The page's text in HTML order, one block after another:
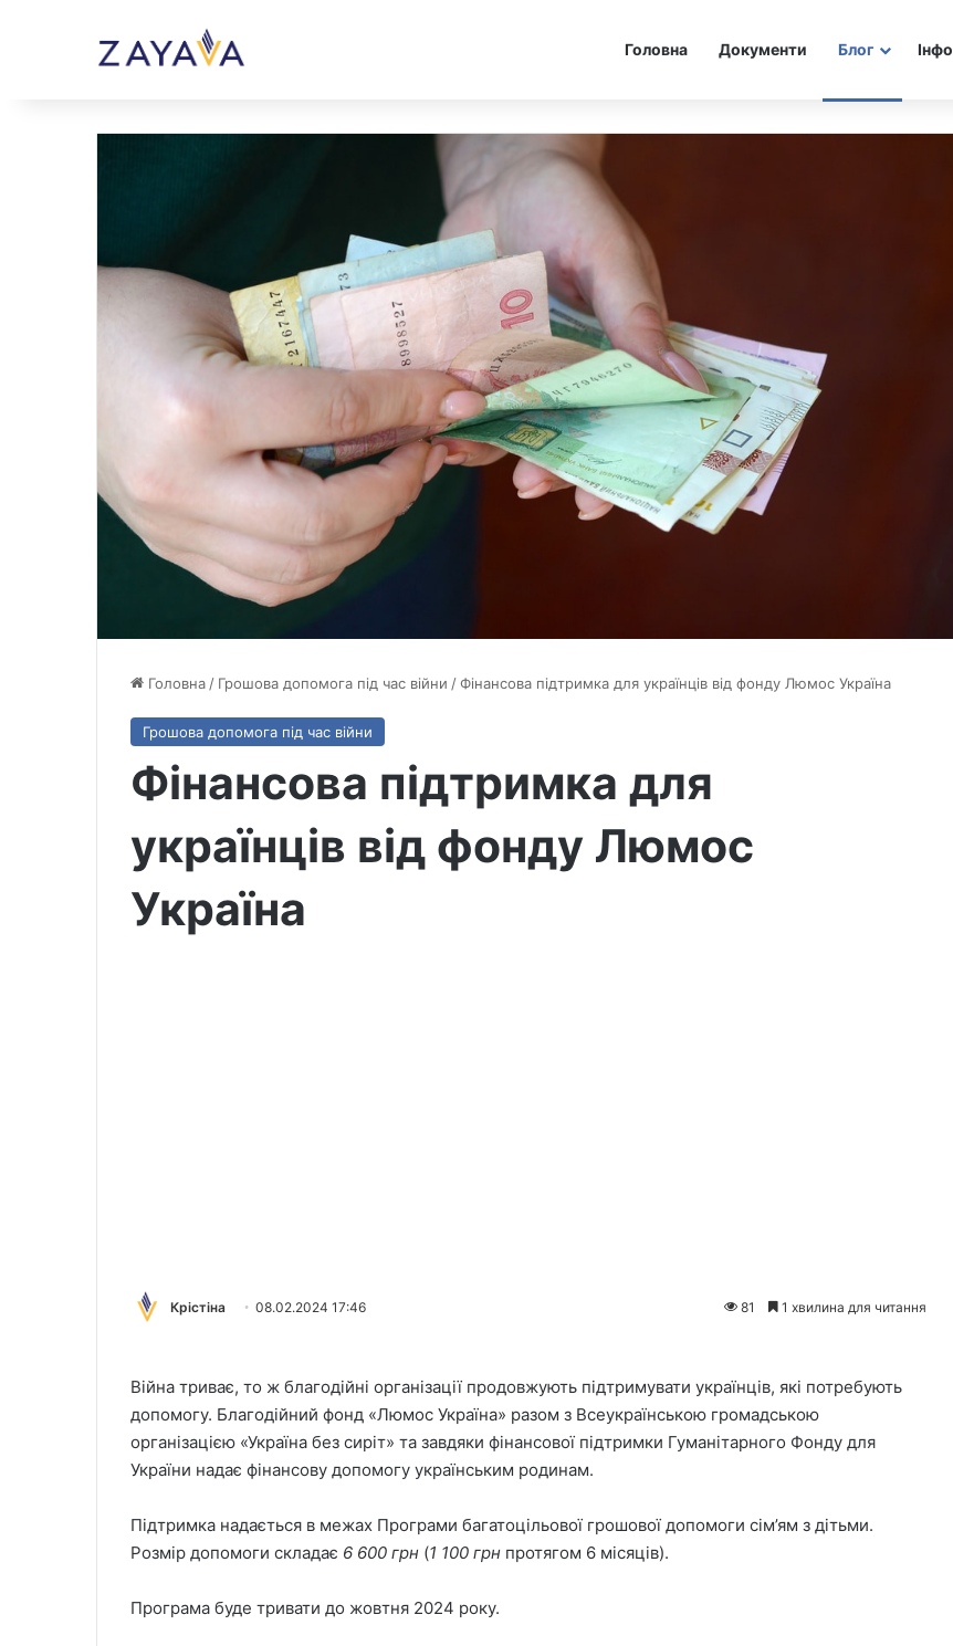
Головна Документи Блог Інфо
Головна/ Грошова допомога під час війни /Фінансова підтримка для українців від фонду Люмос Україна
Грошова допомога під час війни
Фінансова підтримка для
українців від фонду Люмос
Україна
Крістіна 08.02.2024 17:46 81 1 хвилина для читання
Війна триває, то ж благодійні організації продовжують підтримувати українців, які потребують
допомогу. Благодійний фонд «Люмос Україна» разом з Всеукраїнською громадською
організацією «Україна без сиріт» та завдяки фінансової підтримки Гуманітарного Фонду для
України надає фінансову допомогу українським родинам.
Підтримка надається в межах Програми багатоцільової грошової допомоги сім’ям з дітьми.
Розмір допомоги складає 6 600 грн (1 100 грн протягом 6 місяців).
Програма буде тривати до жовтня 2024 року.